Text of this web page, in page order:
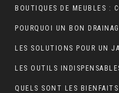
QUELS SONT LES